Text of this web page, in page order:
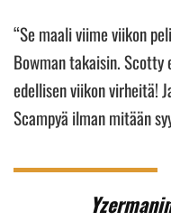
“Se maali viime viikon
Bowman takaisin.
edellisen viikon virheitä!
Scampyä ilman mitään